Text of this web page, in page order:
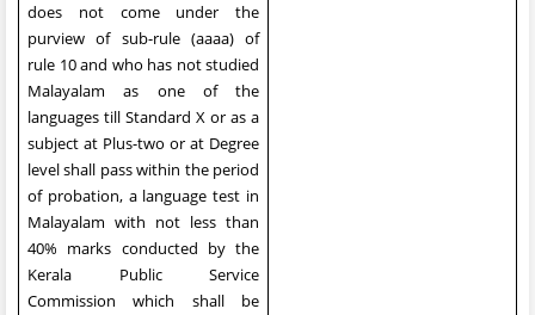
does not come under the
purview of sub-rule (aaaa) of
rule 10 and who has not studied
Malayalam as one of the
languages till Standard X or as a
subject at Plus-two or at Degree
level shall pass within the period
of probation, a language test in
Malayalam with not less than
40% marks conducted by the
Kerala Public Service
Commission which shall be